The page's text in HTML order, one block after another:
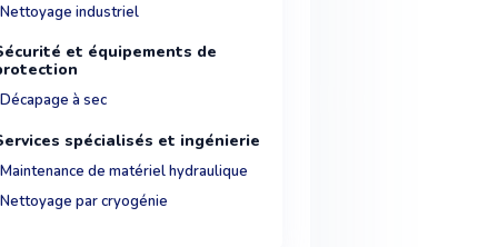
Nettoyage industriel
et équipements de
Décapage à sec
spécialisés et ingénierie
Maintenance de matériel hydraulique
Nettoyage par cryogénie